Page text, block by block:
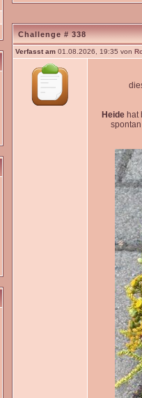
Challenge # 338
Verfasst am01.08.2026, 19:35 von
Heide hat